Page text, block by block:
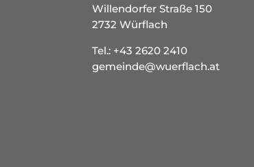
Willendorfer Straße 150
2732 Würflach
Tel.: +43 2620 2410
gemeinde@wuerflach.at